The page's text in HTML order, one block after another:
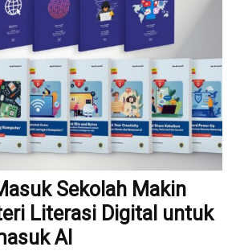
Sekolah Makin
Literasi Digital untuk
AI